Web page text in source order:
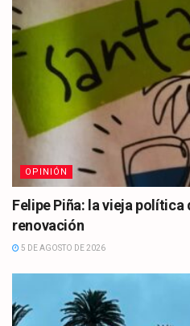
OPINIÓN
Felipe Piña: la vieja
renovación
5 DE AGOSTO DE 2026